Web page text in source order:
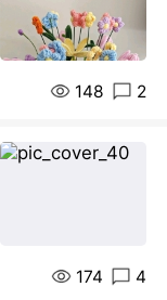
148 2
174 4